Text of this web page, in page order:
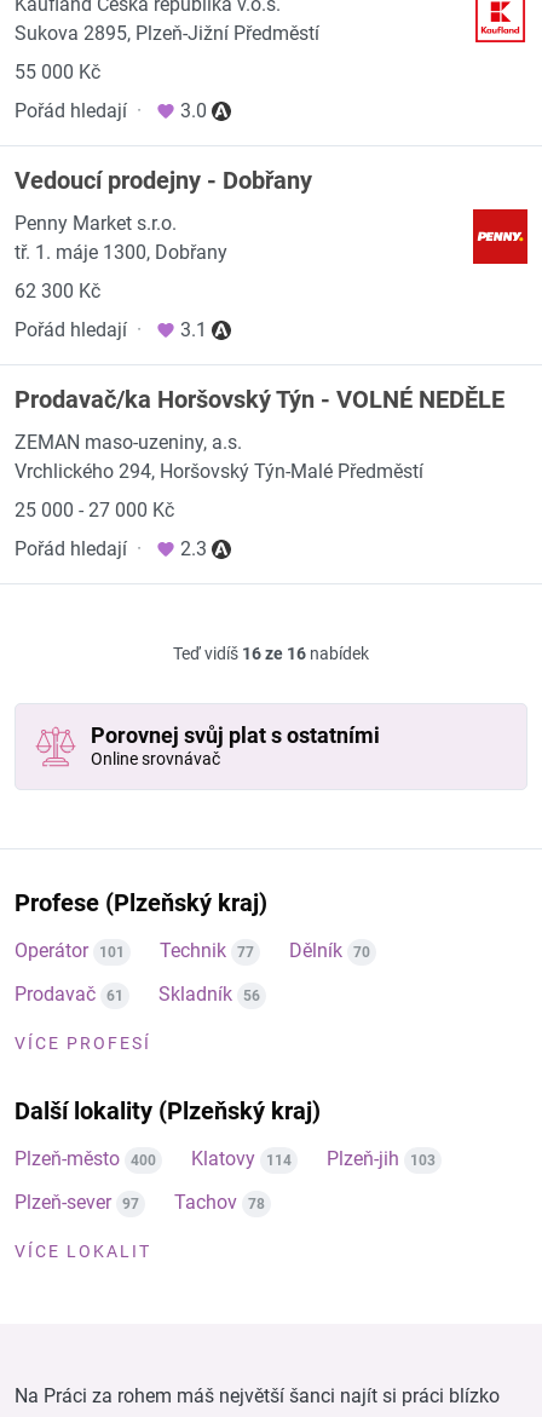
Sukova 2895, Plzeň-Jižní Předměstí
55 000 Kč
Pořád hledají · 3.0
Vedoucí prodejny - Dobřany
Penny Market s.r.o.
tř. 1. máje 1300, Dobřany
62 300 Kč
Pořád hledají · 3.1
Prodavač/ka Horšovský Týn - VOLNÉ NEDĚLE
ZEMAN maso-uzeniny, a.s.
Vrchlického 294, Horšovský Týn-Malé Předměstí
25 000 - 27 000 Kč
Pořád hledají · 2.3
Teď vidíš 16 ze 16 nabídek
Porovnej svůj plat s ostatními
Online srovnávač
Profese (Plzeňský kraj)
Operátor 101 Technik 77 Dělník 70
Prodavač 61 Skladník 56
VÍCE PROFESÍ
Další lokality (Plzeňský kraj)
Plzeň-město 400 Klatovy 114 Plzeň-jih 103
Plzeň-sever 97 Tachov 78
VÍCE LOKALIT
Na Práci za rohem máš největší šanci najít si práci blízko